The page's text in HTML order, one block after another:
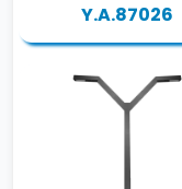
Y.A.87026